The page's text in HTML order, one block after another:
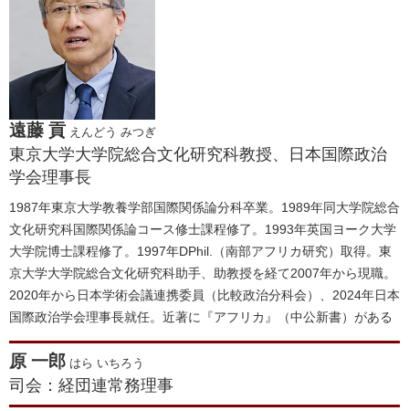
遠藤 貢 えんどう みつぎ
東京大学大学院総合文化研究科教授、日本国際政治
学会理事長
1987年東京大学教養学部国際関係論分科卒業。1989年同大学院総合
文化研究科国際関係論コース修士課程修了。1993年英国ヨーク大学
大学院博士課程修了。1997年DPhil.（南部アフリカ研究）取得。東
京大学大学院総合文化研究科助手、助教授を経て2007年から現職。
2020年から日本学術会議連携委員（比較政治分科会）、2024年日本
国際政治学会理事長就任。近著に『アフリカ』（中公新書）がある
原 一郎 はら いちろう
司会：経団連常務理事